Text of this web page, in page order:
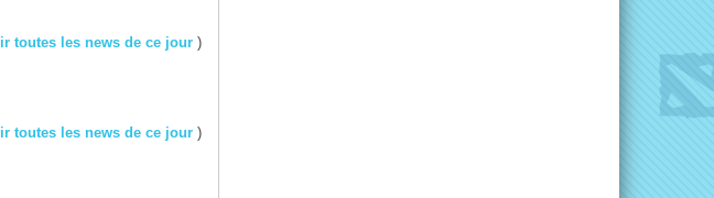
toutes les news de ce jour )
toutes les news de ce jour )